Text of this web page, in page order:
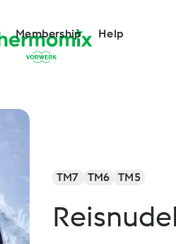
Membership Help
TM7 TM6 TM5